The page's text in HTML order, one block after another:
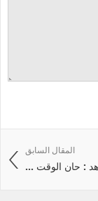
المقال السابق
: حان الوقت ...